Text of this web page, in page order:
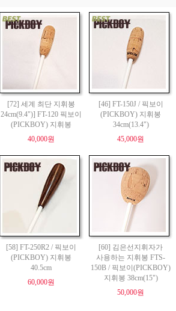
[72] 세계 최단 지휘봉
24cm(9.4")] FT-120 픽보이
(PICKBOY) 지휘봉
40,000원
[46] FT-150J / 픽보이
(PICKBOY) 지휘봉
34cm(13.4")
45,000원
[58] FT-250R2 / 픽보이
(PICKBOY) 지휘봉
40.5cm
60,000원
[60] 김은선지휘자가
사용하는 지휘봉 FTS-
150B / 픽보이(PICKBOY)
지휘봉 38cm(15")
50,000원